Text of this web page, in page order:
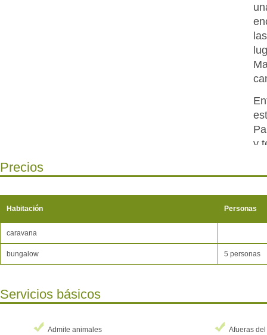
y
Precios
Habitación Personas
caravana
bungalow 5 personas
Servicios básicos
Admite animales Afueras